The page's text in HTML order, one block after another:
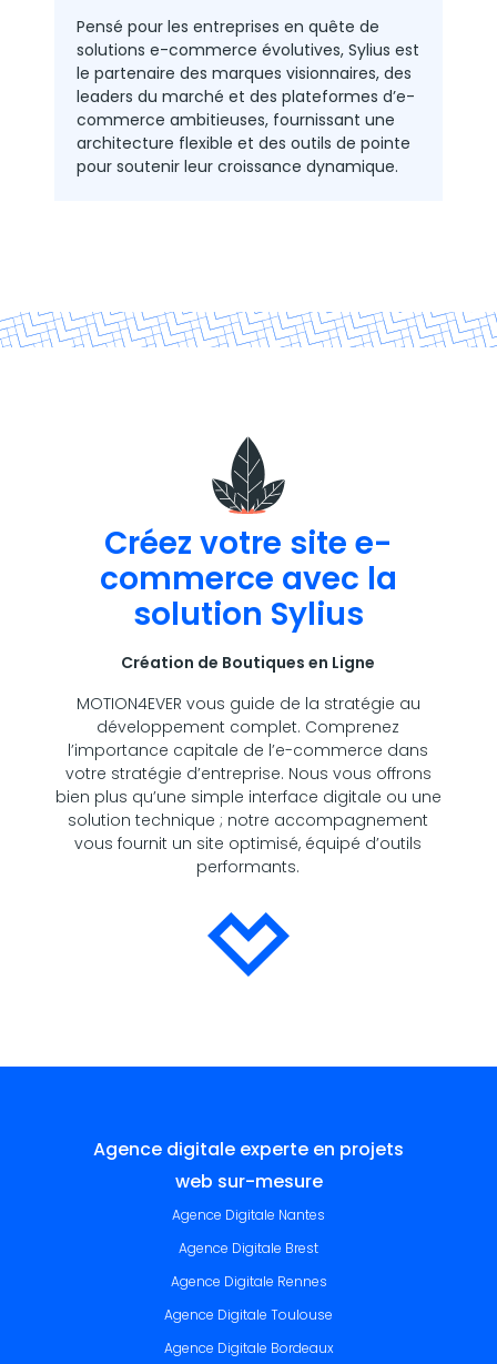
Pensé pour les entreprises en quête de
solutions e-commerce évolutives, Sylius est
le partenaire des marques visionnaires, des
leaders du marché et des plateformes d’e-
commerce ambitieuses, fournissant une
architecture flexible et des outils de pointe
pour soutenir leur croissance dynamique.
Créez votre site e-
commerce avec la
solution Sylius
Création de Boutiques en Ligne
MOTION4EVER vous guide de la stratégie au
développement complet. Comprenez
l’importance capitale de l’e-commerce dans
votre stratégie d’entreprise. Nous vous offrons
bien plus qu’une simple interface digitale ou une
solution technique ; notre accompagnement
vous fournit un site optimisé, équipé d’outils
performants.
Agence digitale experte en projets
web sur-mesure
Agence Digitale Nantes
Agence Digitale Brest
Agence Digitale Rennes
Agence Digitale Toulouse
Agence Digitale Bordeaux